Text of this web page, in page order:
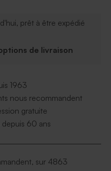
prêt à être expédié
de livraison
1963
nous recommandent
gratuite
depuis 60 ans
sur 4863